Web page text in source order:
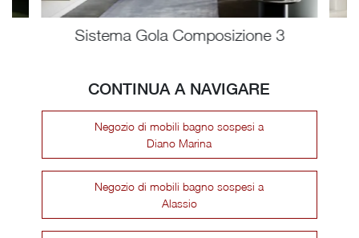
Sistema Gola Composizione 3
CONTINUA A NAVIGARE
Negozio di mobili bagno sospesi a
Diano Marina
Negozio di mobili bagno sospesi a
Alassio